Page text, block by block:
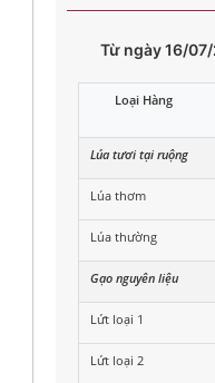
Từ ngày 16/
Loại Hàng
Lúa tươi tại ruộng
Lúa thơm
Lúa thường
Gạo nguyên liệu
Lứt loại 1
Lứt loại 2